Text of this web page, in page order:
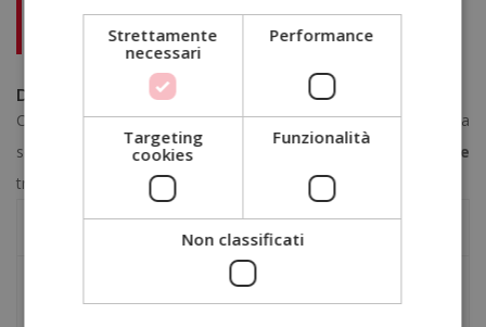
Autenticato da un Notaio Europeo –
Differenze tra criminologia e criminalistica
Come abbiamo accennato, la criminologia e la criminalistica
sono discipline correlate, ma è importante
capire le differenze
tra di loro:
scienza
Disciplina focalizzata sulle
Strettamente
necessari
Performance
Targeting
cookies
Funzionalità
Non classificati